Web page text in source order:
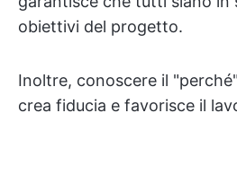
obiettivi del progetto.
Inoltre, conoscere il
crea fiducia e favorisce il